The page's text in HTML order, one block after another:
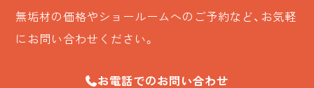
無垢材の価格やショールームへのご予約など、お気軽
にお問い合わせください。
お電話でのお問い合わせ